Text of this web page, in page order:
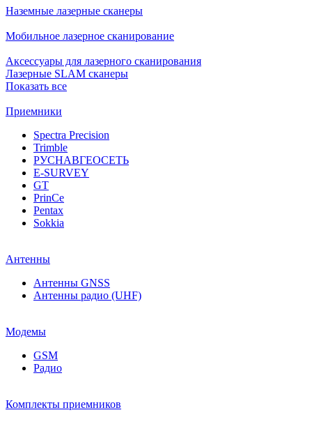
Наземные лазерные сканеры
Мобильное лазерное сканирование
Аксессуары для лазерного сканирования
Лазерные SLAM сканеры
Показать все
Приемники
Spectra Precision
Trimble
РУСНАВГЕОСЕТЬ
E-SURVEY
GT
PrinCe
Pentax
Sokkia
Антенны
Антенны GNSS
Антенны радио (UHF)
Модемы
GSM
Радио
Комплекты приемников